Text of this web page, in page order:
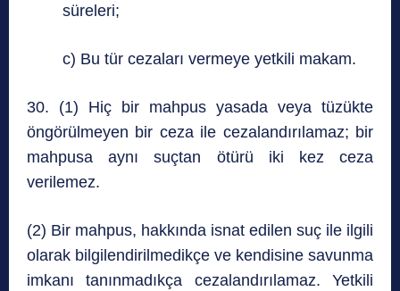
süreleri;
c) Bu tür cezaları vermeye yetkili makam.
30. (1) Hiç bir mahpus yasada veya tüzükte
öngörülmeyen bir ceza ile cezalandırılamaz; bir
mahpusa aynı suçtan ötürü iki kez ceza
verilemez.
(2) Bir mahpus, hakkında isnat edilen suç ile ilgili
olarak bilgilendirilmedikçe ve kendisine savunma
imkanı tanınmadıkça cezalandırılamaz. Yetkili